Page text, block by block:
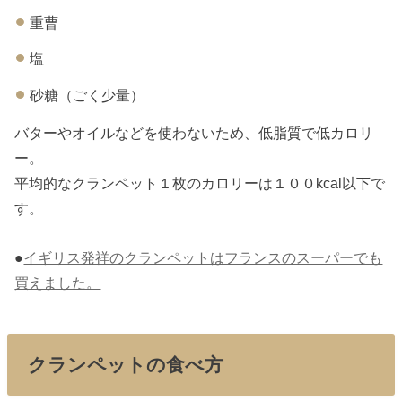
重曹
塩
砂糖（ごく少量）
バターやオイルなどを使わないため、低脂質で低カロリ
ー。
平均的なクランペット１枚のカロリーは１００kcal以下で
す。
●イギリス発祥のクランペットはフランスのスーパーでも
買えました。
クランペットの食べ方